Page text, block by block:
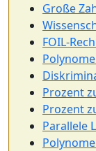
Große
FOIL-
Prozent
Prozent
Parallele